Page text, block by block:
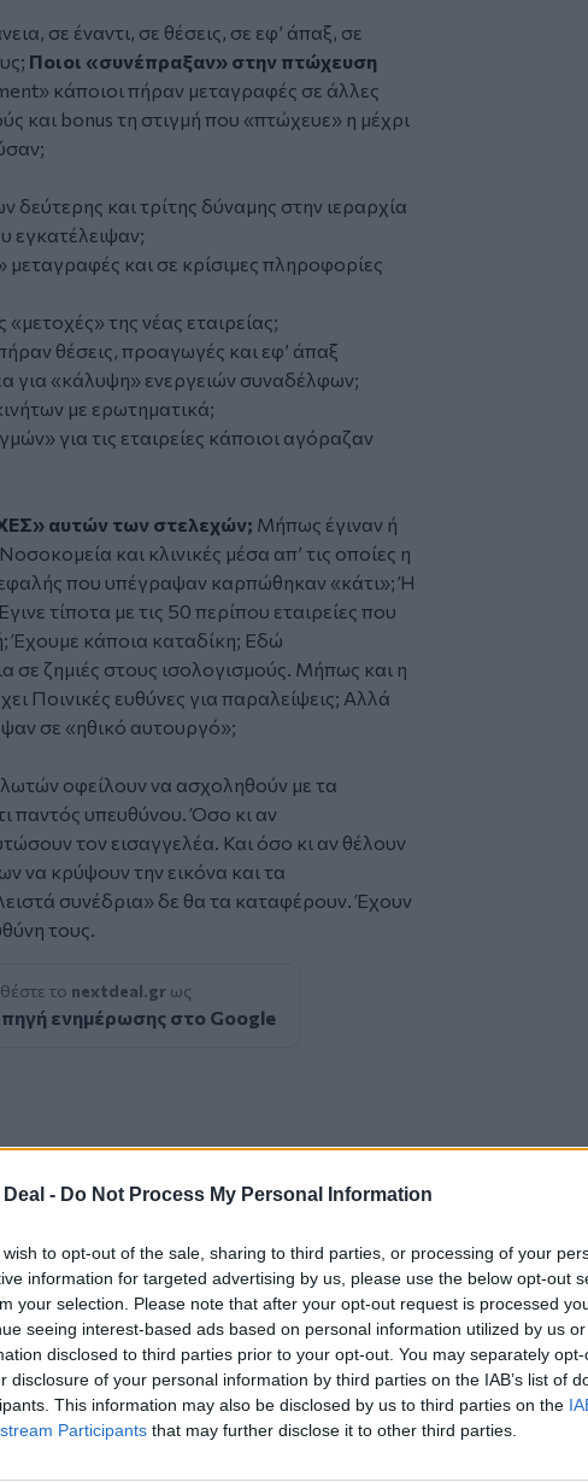
Deal - Do Not Process My Personal Information
wish to opt-out of the sale, sharing to third parties, or processing of your
information for targeted advertising by us, please use the below opt-out
your selection. Please note that after your opt-out request is processed
seeing interest-based ads based on personal information utilized by us
disclosed to third parties prior to your opt-out. You may separately
disclosure of your personal information by third parties on the IAB’s list of
This information may also be disclosed by us to third parties on the
Participants that may further disclose it to other third parties.
σε έναντι, σε θέσεις, σε εφ’ άπαξ, σε
Ποιοι «συνέπραξαν» στην πτώχευση
κάποιοι πήραν μεταγραφές σε άλλες
και bonus τη στιγμή που «πτώχευε» η μέχρι
και τρίτης δύναμης στην ιεραρχία
εγκατέλειψαν;
και σε κρίσιμες πληροφορίες
της νέας εταιρείας;
θέσεις, προαγωγές και εφ’ άπαξ
για «κάλυψη» ενεργειών συναδέλφων;
με ερωτηματικά;
για τις εταιρείες κάποιοι αγόραζαν
αυτών των στελεχών; Μήπως έγιναν ή
και κλινικές μέσα απ’ τις οποίες η
που υπέγραψαν καρπώθηκαν «κάτι»; Ή
τίποτα με τις 50 περίπου εταιρείες που
Έχουμε κάποια καταδίκη; Εδώ
σε ζημιές στους ισολογισμούς. Μήπως και η
Ποινικές ευθύνες για παραλείψεις; Αλλά
σε «ηθικό αυτουργό»;
οφείλουν να ασχοληθούν με τα
παντός υπευθύνου. Όσο κι αν
τον εισαγγελέα. Και όσο κι αν θέλουν
να κρύψουν την εικόνα και τα
συνέδρια» δε θα τα καταφέρουν. Έχουν
τους.
το nextdeal.grως
ενημέρωσης στο Google